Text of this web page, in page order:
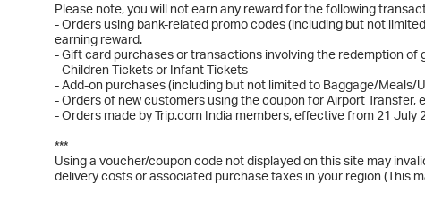
Please note, you will not earn any reward for the following
- Orders using bank-related promo codes (including but not
earning reward.
- Gift card purchases or transactions involving the redemption of
- Children Tickets or Infant Tickets
- Add-on purchases (including but not limited to Baggage/Meals/
- Orders of new customers using the coupon for Airport Transfer,
- Orders made by Trip.com India members, effective from 21 July
***
Using a voucher/coupon code not displayed on this site may
delivery costs or associated purchase taxes in your region (This